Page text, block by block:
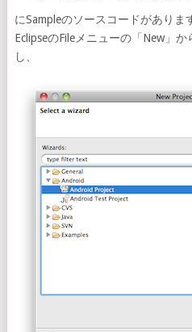
にSampleのソースコードがありま
EclipseのFileメニューの「New」
し、